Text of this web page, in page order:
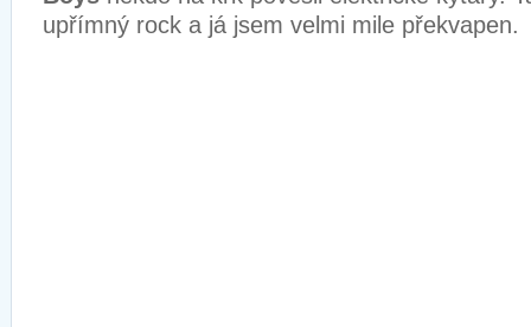
upřímný rock a já jsem velmi mile překvapen.